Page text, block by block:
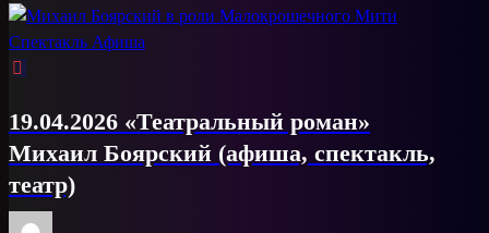
19.04.2026 «Театральный роман»
Михаил Боярский (афиша, спектакль,
театр)